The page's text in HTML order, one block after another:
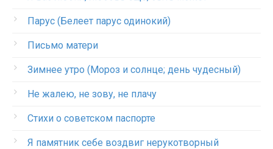
Парус (Белеет парус одинокий)
Письмо матери
Зимнее утро (Мороз и солнце; день чудесный)
Не жалею, не зову, не плачу
Стихи о советском паспорте
Я памятник себе воздвиг нерукотворный